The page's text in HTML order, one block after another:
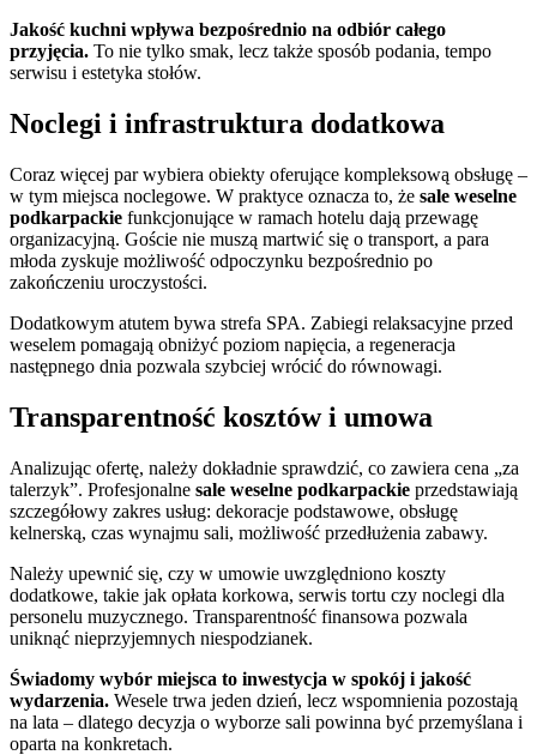
Jakość kuchni wpływa bezpośrednio na odbiór całego
przyjęcia. To nie tylko smak, lecz także sposób podania, tempo
serwisu i estetyka stołów.
Noclegi i infrastruktura dodatkowa
Coraz więcej par wybiera obiekty oferujące kompleksową obsługę –
w tym miejsca noclegowe. W praktyce oznacza to, że sale weselne
podkarpackie funkcjonujące w ramach hotelu dają przewagę
organizacyjną. Goście nie muszą martwić się o transport, a para
młoda zyskuje możliwość odpoczynku bezpośrednio po
zakończeniu uroczystości.
Dodatkowym atutem bywa strefa SPA. Zabiegi relaksacyjne przed
weselem pomagają obniżyć poziom napięcia, a regeneracja
następnego dnia pozwala szybciej wrócić do równowagi.
Transparentność kosztów i umowa
Analizując ofertę, należy dokładnie sprawdzić, co zawiera cena „za
talerzyk”. Profesjonalne sale weselne podkarpackie przedstawiają
szczegółowy zakres usług: dekoracje podstawowe, obsługę
kelnerską, czas wynajmu sali, możliwość przedłużenia zabawy.
Należy upewnić się, czy w umowie uwzględniono koszty
dodatkowe, takie jak opłata korkowa, serwis tortu czy noclegi dla
personelu muzycznego. Transparentność finansowa pozwala
uniknąć nieprzyjemnych niespodzianek.
Świadomy wybór miejsca to inwestycja w spokój i jakość
wydarzenia. Wesele trwa jeden dzień, lecz wspomnienia pozostają
na lata – dlatego decyzja o wyborze sali powinna być przemyślana i
oparta na konkretach.